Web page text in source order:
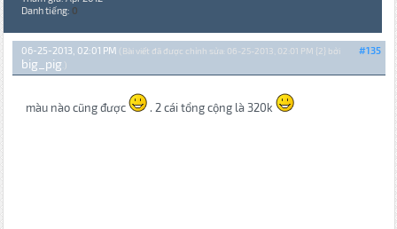
Danh tiếng: 0
#135
06-25-2013, 02:01 PM (Bài viết đã được chỉnh sửa: 06-25-2013, 02:01 PM {2} bởi
big_pig.)
màu nào cũng được . 2 cái tổng cộng là 320k